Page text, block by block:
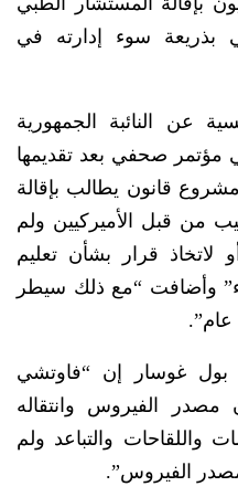
بذريعة سوء إدارته في
عن النائبة الجمهورية
مؤتمر صحفي بعد تقديمها
قانون يطالب بإقالة
من قبل الأميركيين ولم
لاتخاذ قرار بشأن تعليم
وأضافت “مع ذلك سيطر
عام”.
بول غوسار إن “فاوتشي
الفيروس وانتقاله
واللقاحات والتباعد ولم
الفيروس”.